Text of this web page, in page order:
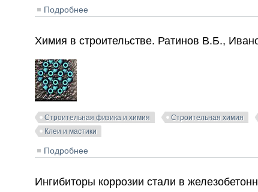
Подробнее
Химия в строительстве. Ратинов В.Б.,
Строительная физика и химия Строительная химия
Клеи и мастики
Подробнее
Ингибиторы коррозии стали в